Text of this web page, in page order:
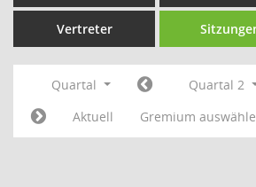
Vertreter
Quartal Quartal 2
Aktuell
Gremium